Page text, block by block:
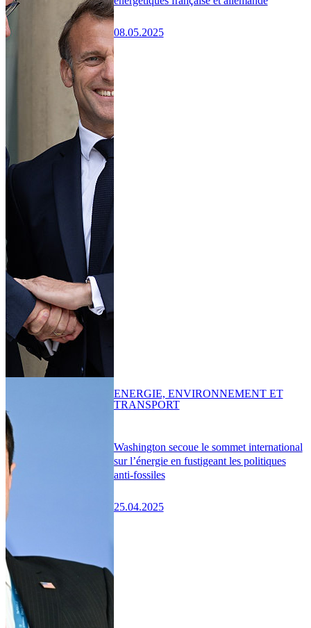
08.05.2025
Washington secoue le sommet international
sur l’énergie en fustigeant les politiques
anti-fossiles
25.04.2025
ENERGIE, ENVIRONNEMENT ET
TRANSPORT